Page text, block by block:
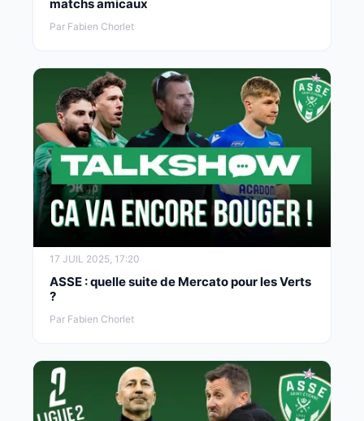
matchs amicaux
Par Fabien Chorlet
17 JUIL 2025, 17:20
ASSE : quelle suite de Mercato pour les Verts
?
Par Fabien Chorlet